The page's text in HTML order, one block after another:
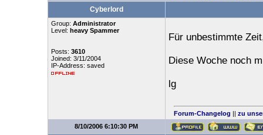
Cyberlord
Group: Administrator
Level: heavy Spammer
Posts: 3610
Joined: 3/11/2004
IP-Address: saved
Für unbestimmte
Diese Woche noch
lg
Forum-Changelog || zu
8/10/2006 6:10:30 PM